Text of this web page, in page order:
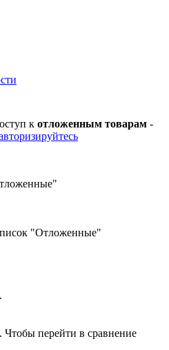
к отложенным товарам -
"Отложенные"
Чтобы перейти в сравнение